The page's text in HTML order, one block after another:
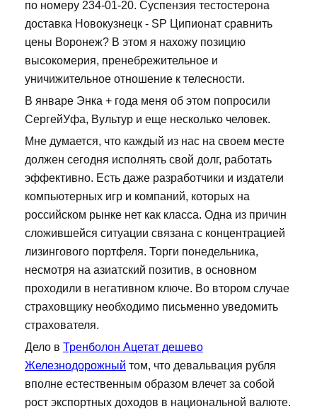
по номеру 234-01-20. Суспензия тестостерона
доставка Новокузнецк - SP Ципионат сравнить
цены Воронеж? В этом я нахожу позицию
высокомерия, пренебрежительное и
уничижительное отношение к телесности.
В январе Энка + года меня об этом попросили
СергейУфа, Вультур и еще несколько человек.
Мне думается, что каждый из нас на своем месте
должен сегодня исполнять свой долг, работать
эффективно. Есть даже разработчики и издатели
компьютерных игр и компаний, которых на
российском рынке нет как класса. Одна из причин
сложившейся ситуации связана с концентрацией
лизингового портфеля. Торги понедельника,
несмотря на азиатский позитив, в основном
проходили в негативном ключе. Во втором случае
страховщику необходимо письменно уведомить
страхователя.
Дело в Тренболон Ацетат дешево
Железнодорожный том, что девальвация рубля
вполне естественным образом влечет за собой
рост экспортных доходов в национальной валюте.